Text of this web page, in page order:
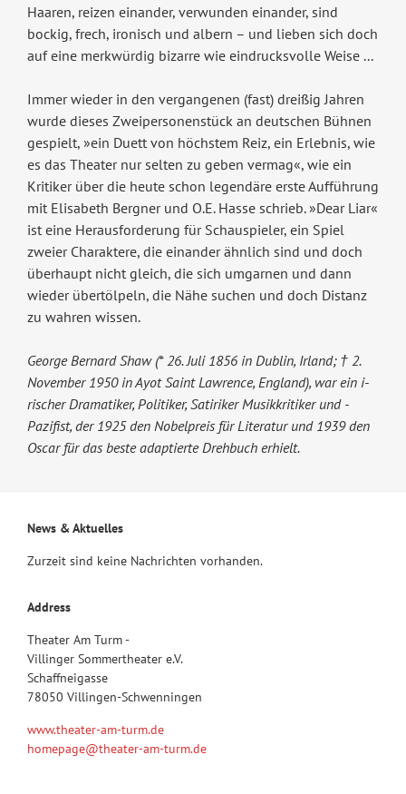
Haaren, reizen einander, verwunden einander, sind
bockig, frech, ironisch und albern – und lieben sich doch
auf eine merkwürdig bizarre wie eindrucksvolle Weise ...
Immer wieder in den vergangenen (fast) dreißig Jahren
wurde dieses Zweipersonenstück an deutschen Bühnen
gespielt, »ein Duett von höchstem Reiz, ein Erlebnis, wie
es das Theater nur selten zu geben vermag«, wie ein
Kritiker über die heute schon legendäre erste Aufführung
mit Elisabeth Bergner und O.E. Hasse schrieb. »Dear Liar«
ist eine Herausforderung für Schauspieler, ein Spiel
zweier Charaktere, die einander ähnlich sind und doch
überhaupt nicht gleich, die sich umgarnen und dann
wieder übertölpeln, die Nähe suchen und doch Distanz
zu wahren wissen.
George Bernard Shaw (* 26. Juli 1856 in Dublin, Irland; † 2.
November 1950 in Ayot Saint Lawrence, England), war ein i­
rischer­ Dramatiker,­ Politiker,­ Satiriker ­Musikkritiker­ und ­
Pazifist,­ der 1925 den Nobelpreis für Literatur und 1939 den
Oscar für das beste adaptierte Drehbuch erhielt.
News & Aktuelles
Zurzeit sind keine Nachrichten vorhanden.
Address
Theater Am Turm -
Villinger Sommertheater e.V.
Schaffneigasse
78050 Villingen-Schwenningen
www.theater-am-turm.de
homepage@theater-am-turm.de